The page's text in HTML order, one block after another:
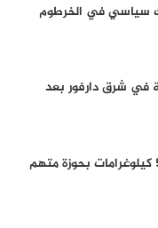
سياسي في الخرطوم
في شرق دارفور بعد
ضبط سبائك ذهب تتجاوز 5 كيلوغرامات بحوزة متهم